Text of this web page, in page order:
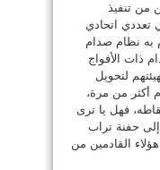
من تنفيذ
اتحادي
به نظام صدام
ذات الأفواج
لتحويل
أكثر من مرة،
فهل يا ترى
حفنة تراب
القادمين من